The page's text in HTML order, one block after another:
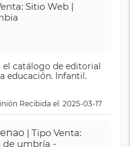
Sitio Web |
catálogo de editorial
educación. Infantil.
Recibida el: 2025-03-17
| Tipo Venta:
de umbría -